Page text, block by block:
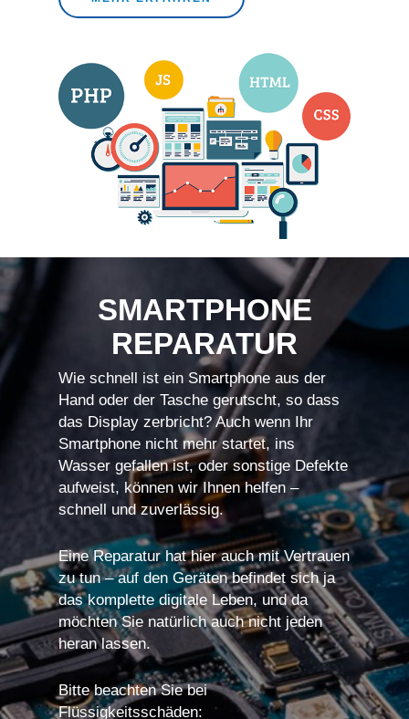
SMARTPHONE
REPARATUR
Wie schnell ist ein Smartphone aus der
Hand oder der Tasche gerutscht, so dass
das Display zerbricht? Auch wenn Ihr
Smartphone nicht mehr startet, ins
Wasser gefallen ist, oder sonstige Defekte
aufweist, können wir Ihnen helfen –
schnell und zuverlässig.
Eine Reparatur hat hier auch mit Vertrauen
zu tun – auf den Geräten befindet sich ja
das komplette digitale Leben, und da
möchten Sie natürlich auch nicht jeden
heran lassen.
Bitte beachten Sie bei
Flüssigkeitsschäden: